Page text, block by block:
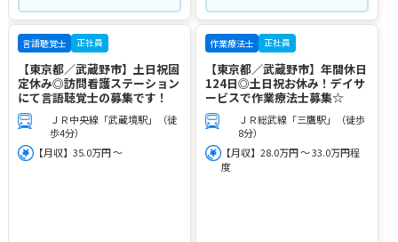
言語聴覚士 正社員
【東京都／武蔵野市】土日祝固
定休み◎訪問看護ステーション
にて言語聴覚士の募集です！
ＪＲ中央線「武蔵境駅」（徒
歩4分）
【月収】35.0万円 ～
作業療法士 正社員
【東京都／武蔵野市】年間休日
124日◎土日祝お休み！デイサ
ービスで作業療法士募集☆
ＪＲ総武線「三鷹駅」（徒歩
8分）
【月収】28.0万円 ～ 33.0万円程
度